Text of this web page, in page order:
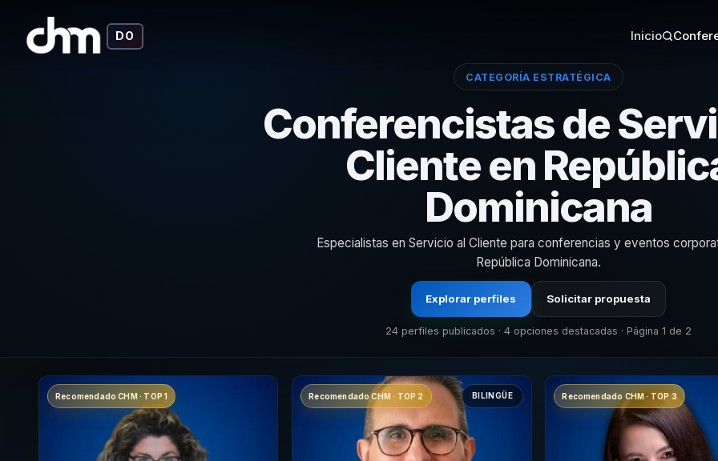
DO Inicio
CATEGORÍA ESTRATÉGICA
Conferencistas de
Cliente en
Dominicana
Especialistas en Servicio al Cliente para conferencias y eventos
República Dominicana.
Explorar perfiles Solicitar propuesta
24 perfiles publicados · 4 opciones destacadas · Página 1 de 2
Recomendado CHM · TOP 1 Recomendado CHM · TOP 2 BILINGÜE Recomendado CHM · TOP 3